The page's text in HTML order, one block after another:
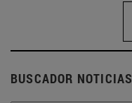
BUSCADOR NOTICIAS